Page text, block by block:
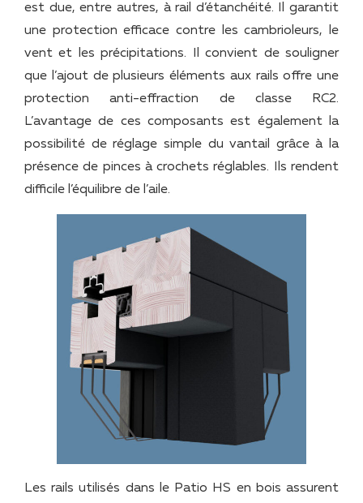
est due, entre autres, à rail d’étanchéité. Il garantit
une protection efficace contre les cambrioleurs, le
vent et les précipitations. Il convient de souligner
que l’ajout de plusieurs éléments aux rails offre une
protection anti-effraction de classe RC2.
L’avantage de ces composants est également la
possibilité de réglage simple du vantail grâce à la
présence de pinces à crochets réglables. Ils rendent
difficile l’équilibre de l’aile.
Les rails utilisés dans le Patio HS en bois assurent